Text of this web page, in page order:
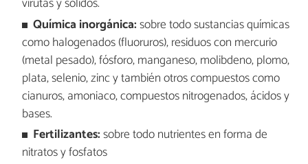
virutas y sólidos.
Química inorgánica:sobre todo sustancias químicas
como halogenados (fluoruros), residuos con mercurio
(metal pesado), fósforo, manganeso, molibdeno, plomo,
plata, selenio, zinc y también otros compuestos como
cianuros, amoniaco, compuestos nitrogenados, ácidos y
bases.
Fertilizantes:sobre todo nutrientes en forma de
nitratos y fosfatos